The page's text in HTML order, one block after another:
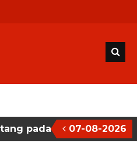
07-08-2026
sekolah masehi